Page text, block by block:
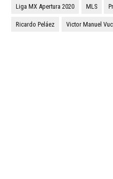
Liga MX Apertura 2020 MLS
Ricardo Peláez Victor Manuel